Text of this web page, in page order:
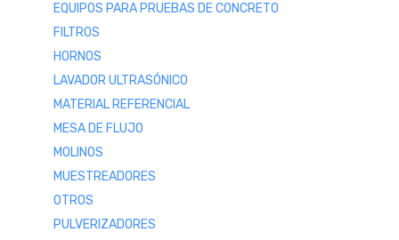
EQUIPOS PARA PRUEBAS DE CONCRETO
FILTROS
HORNOS
LAVADOR ULTRASÓNICO
MATERIAL REFERENCIAL
MESA DE FLUJO
MOLINOS
MUESTREADORES
OTROS
PULVERIZADORES